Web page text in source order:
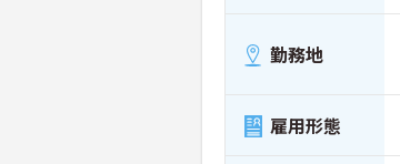
勤務地
雇用形態